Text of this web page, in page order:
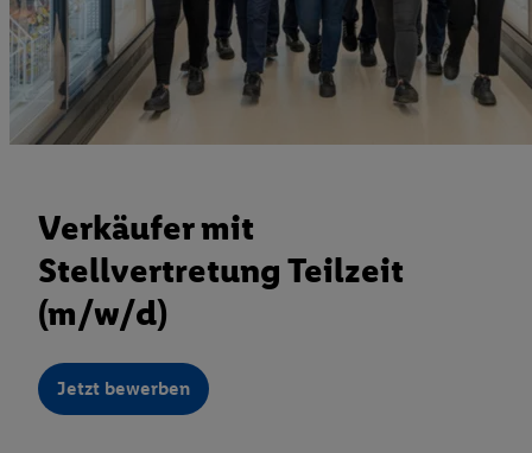
Verkäufer mit
Stellvertretung Teilzeit
(m/w/d)
Jetzt bewerben